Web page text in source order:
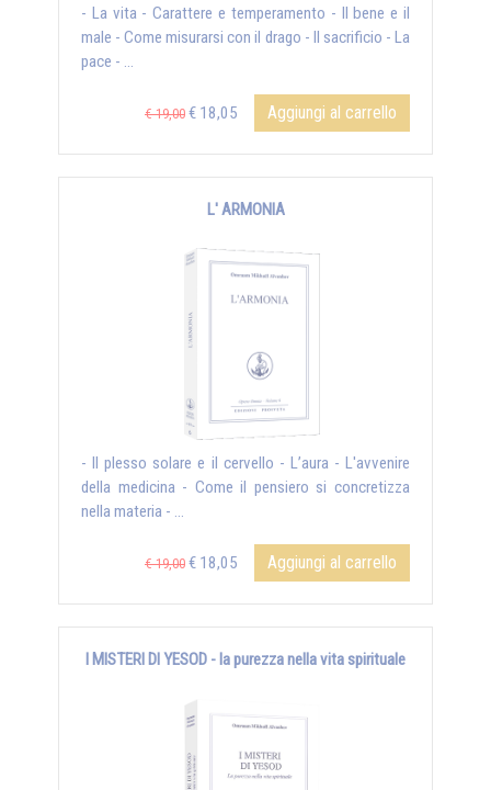
- La vita - Carattere e temperamento - Il bene e il
male - Come misurarsi con il drago - Il sacrificio - La
pace - ...
€ 19,00 € 18,05 Aggiungi al carrello
L' ARMONIA
- Il plesso solare e il cervello - L’aura - L'avvenire
della medicina - Come il pensiero si concretizza
nella materia - ...
€ 19,00 € 18,05 Aggiungi al carrello
I MISTERI DI YESOD - la purezza nella vita spirituale